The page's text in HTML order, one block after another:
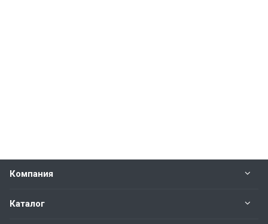
Компания
Каталог